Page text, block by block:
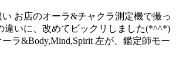
お店のオーラ&チャクラ測定機で撮っ
違いに、改めてビックリしました(*^^*)
ラ&Body,Mind,Spirit 左が、鑑定師モー